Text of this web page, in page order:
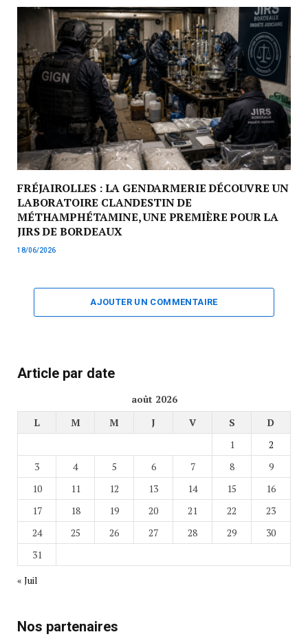
FRÉJAIROLLES : LA GENDARMERIE DÉCOUVRE UN
LABORATOIRE CLANDESTIN DE
MÉTHAMPHÉTAMINE, UNE PREMIÈRE POUR LA
JIRS DE BORDEAUX
18/06/2026
AJOUTER UN COMMENTAIRE
Article par date
août 2026
L
M M J V S
D
1
2
3
4 5 6 7 8
9
10
11 12 13 14 15
16
17
18 19 20 21 22
23
24
25 26 27 28 29
30
31
« Juil
Nos partenaires